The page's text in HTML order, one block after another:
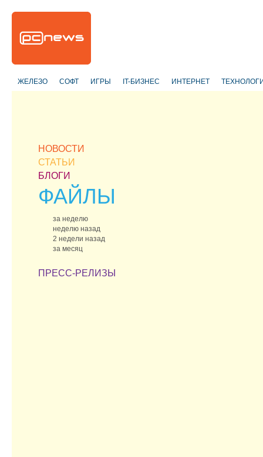
ЖЕЛЕЗО СОФТ ИГРЫ IT-БИЗНЕС ИНТЕРНЕТ
НОВОСТИ
СТАТЬИ
БЛОГИ
ФАЙЛЫ
за неделю
неделю назад
2 недели назад
за месяц
ПРЕСС-РЕЛИЗЫ